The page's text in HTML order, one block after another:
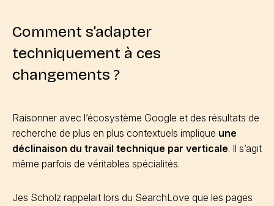
Comment s’adapter
techniquement à ces
changements ?
Raisonner avec l’écosystème Google et des résultats de
recherche de plus en plus contextuels implique une
déclinaison du travail technique par verticale. Il s’agit
même parfois de véritables spécialités.
Jes Scholz rappelait lors du SearchLove que les pages